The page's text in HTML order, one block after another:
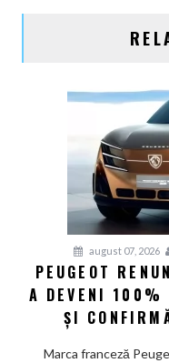
august 07, 2026
PEUGEOT
A DEVENI 100%
ȘI
Marca franceză